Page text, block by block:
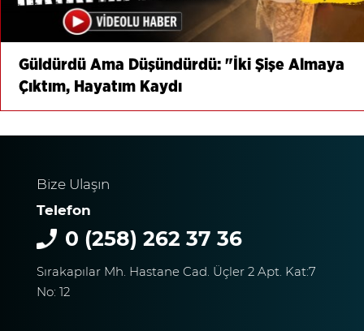
Güldürdü Ama Düşündürdü: "İki Şişe Almaya
Çıktım, Hayatım Kaydı
Bize Ulaşın
Telefon
0 (258) 262 37 36
Sırakapılar Mh. Hastane Cad. Üçler 2 Apt. Kat:7
No: 12